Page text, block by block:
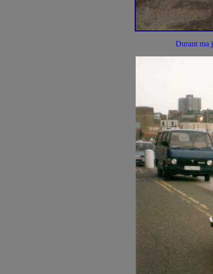
Durant ma